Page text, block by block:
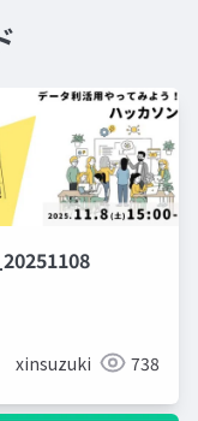
xinsuzuki 738